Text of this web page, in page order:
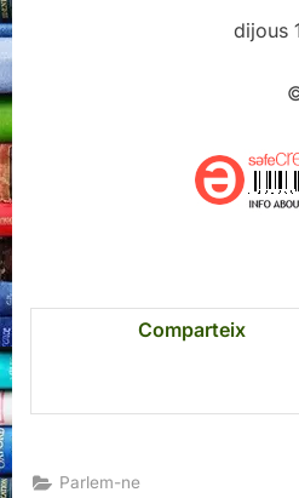
dijous
Comparteix
Parlem-ne